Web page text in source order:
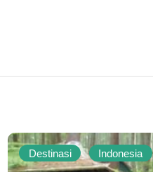
Destinasi Indonesia